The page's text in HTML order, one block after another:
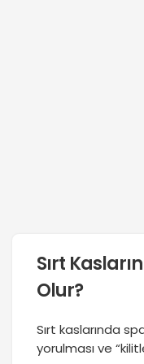
Sırt
Olur?
Sırt kaslarında
yorulması ve